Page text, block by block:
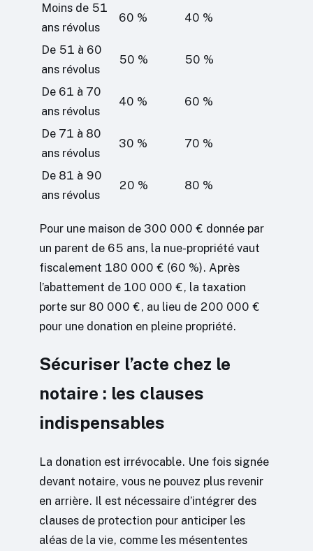
Moins de 51
ans révolus
60 % 40 %
De 51 à 60
ans révolus
50 % 50 %
De 61 à 70
ans révolus
40 % 60 %
De 71 à 80
ans révolus
30 % 70 %
De 81 à 90
ans révolus
20 % 80 %
Pour une maison de 300 000 € donnée par
un parent de 65 ans, la nue-propriété vaut
fiscalement 180 000 € (60 %). Après
l’abattement de 100 000 €, la taxation
porte sur 80 000 €, au lieu de 200 000 €
pour une donation en pleine propriété.
Sécuriser l’acte chez le
notaire : les clauses
indispensables
La donation est irrévocable. Une fois signée
devant notaire, vous ne pouvez plus revenir
en arrière. Il est nécessaire d’intégrer des
clauses de protection pour anticiper les
aléas de la vie, comme les mésententes